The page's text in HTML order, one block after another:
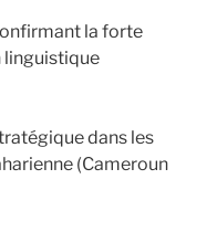
la forte
linguistique
dans les
(Cameroun